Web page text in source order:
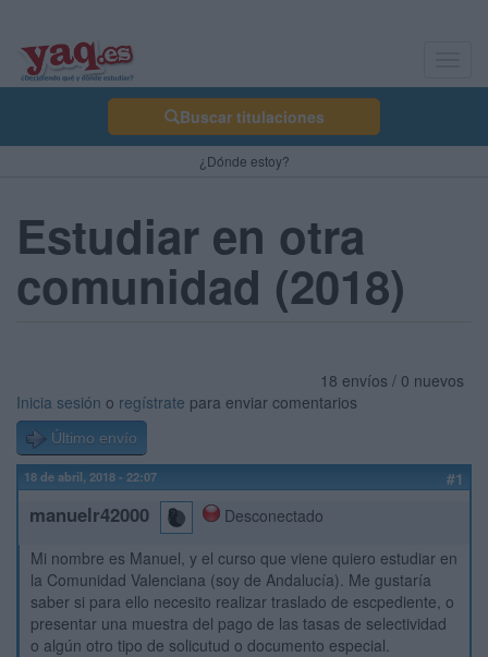
Buscar titulaciones
¿Dónde estoy?
Estudiar en otra
comunidad (2018)
18 envíos / 0 nuevos
Inicia sesión o regístrate para enviar comentarios
Último envío
18 de abril, 2018 - 22:07 #1
manuelr42000
Desconectado
Mi nombre es Manuel, y el curso que viene quiero estudiar en
la Comunidad Valenciana (soy de Andalucía). Me gustaría
saber si para ello necesito realizar traslado de escpediente, o
presentar una muestra del pago de las tasas de selectividad
o algún otro tipo de solicutud o documento especial.